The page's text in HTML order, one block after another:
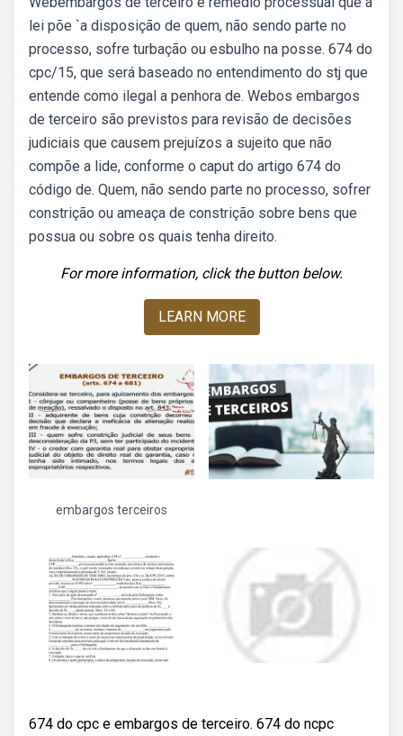
lei põe `a disposição de quem, não sendo parte no
processo, sofre turbação ou esbulho na posse. 674 do
cpc/15, que será baseado no entendimento do stj que
entende como ilegal a penhora de. Webos embargos
de terceiro são previstos para revisão de decisões
judiciais que causem prejuízos a sujeito que não
compõe a lide, conforme o caput do artigo 674 do
código de. Quem, não sendo parte no processo, sofrer
constrição ou ameaça de constrição sobre bens que
possua ou sobre os quais tenha direito.
For more information, click the button below.
LEARN MORE
embargos terceiros
674 do cpc e embargos de terceiro. 674 do ncpc